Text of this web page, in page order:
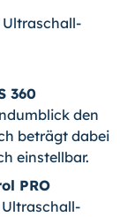
Ultraschall-
360
den
beträgt dabei
einstellbar.
PRO